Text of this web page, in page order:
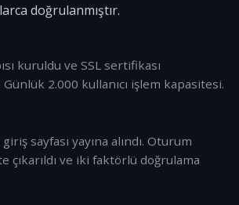
doğrulanmıştır.
kuruldu ve SSL sertifikası
2.000 kullanıcı işlem kapasitesi.
sayfası yayına alındı. Oturum
çıkarıldı ve iki faktörlü doğrulama